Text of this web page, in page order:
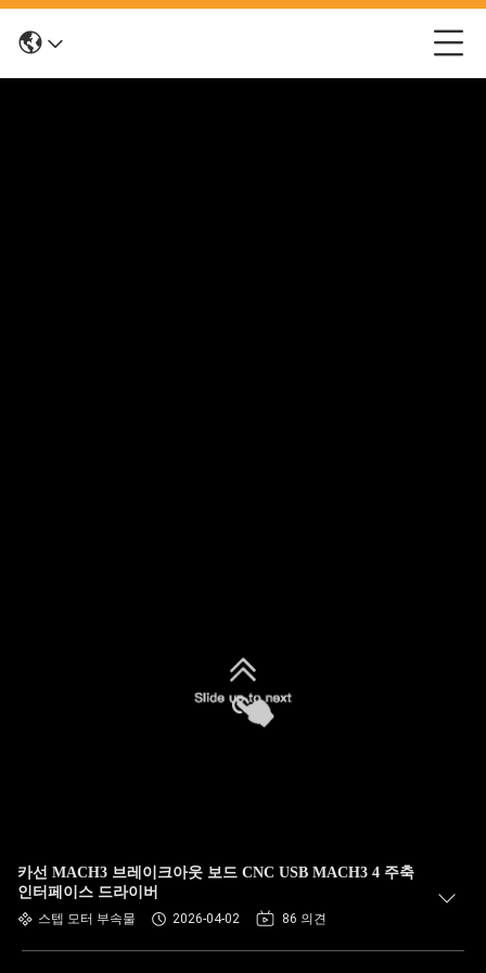
카선 MACH3 브레이크아웃 보드 CNC USB MACH3 4 주축
인터페이스 드라이버
스텝 모터 부속물 2026-04-02 86 의견